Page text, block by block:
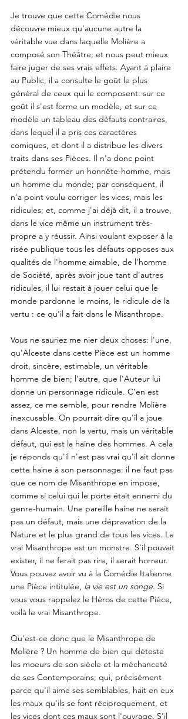
Je trouve que cette Comédie nous
découvre mieux qu'aucune autre la
véritable vue dans laquelle Molière a
composé son Théâtre; et nous peut mieux
faire juger de ses vrais effets. Ayant à plaire
au Public, il a consulte le goût le plus
général de ceux qui le composent: sur ce
goût il s'est forme un modèle, et sur ce
modèle un tableau des défauts contraires,
dans lequel il a pris ces caractères
comiques, et dont il a distribue les divers
traits dans ses Pièces. Il n'a donc point
prétendu former un honnête-homme, mais
un homme du monde; par conséquent, il
n'a point voulu corriger les vices, mais les
ridicules; et, comme j'ai déjà dit, il a trouve,
dans le vice même un instrument très-
propre a y réussir. Ainsi voulant exposer à la
risée publique tous les défauts opposes aux
qualités de l'homme aimable, de l'homme
de Société, après avoir joue tant d'autres
ridicules, il lui restait à jouer celui que le
monde pardonne le moins, le ridicule de la
vertu : ce qu'il a fait dans le Misanthrope.
Vous ne sauriez me nier deux choses: l'une,
qu'Alceste dans cette Pièce est un homme
droit, sincère, estimable, un véritable
homme de bien; l'autre, que l'Auteur lui
donne un personnage ridicule. C'en est
assez, ce me semble, pour rendre Molière
inexcusable. On pourrait dire qu'il a joue
dans Alceste, non la vertu, mais un véritable
défaut, qui est la haine des hommes. A cela
je réponds qu'il n'est pas vrai qu'il ait donne
cette haine à son personnage: il ne faut pas
que ce nom de Misanthrope en impose,
comme si celui qui le porte était ennemi du
genre-humain. Une pareille haine ne serait
pas un défaut, mais une dépravation de la
Nature et le plus grand de tous les vices. Le
vrai Misanthrope est un monstre. S'il pouvait
exister, il ne ferait pas rire, il serait horreur.
Vous pouvez avoir vu à la Comédie Italienne
une Pièce intitulée, la vie est un songe. Si
vous vous rappelez le Héros de cette Pièce,
voilà le vrai Misanthrope.
Qu'est-ce donc que le Misanthrope de
Molière ? Un homme de bien qui déteste
les moeurs de son siècle et la méchanceté
de ses Contemporains; qui, précisément
parce qu'il aime ses semblables, hait en eux
les maux qu'ils se font réciproquement, et
les vices dont ces maux sont l'ouvrage. S'il